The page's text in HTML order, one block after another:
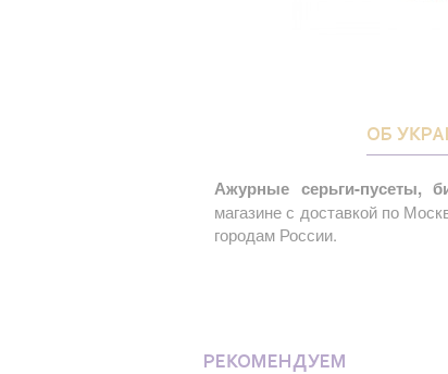
ОБ
Ажурные серьги-пусеты,
магазине с доставкой по
городам России.
РЕКОМЕНДУЕМ